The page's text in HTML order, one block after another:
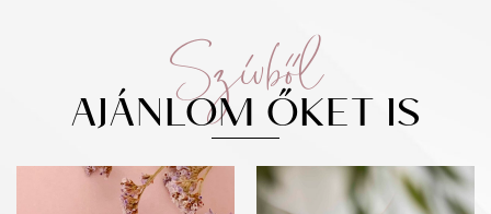
Szívből
AJÁNLOM ŐKET IS